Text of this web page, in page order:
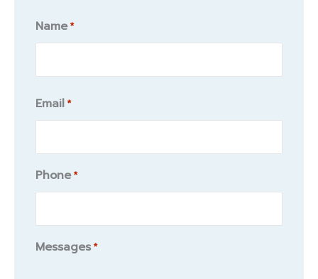
Name *
Name
Email *
Phone *
Messages *